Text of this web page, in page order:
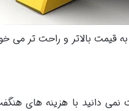
بالاتر و راحت تر می
دانید با هزینه های